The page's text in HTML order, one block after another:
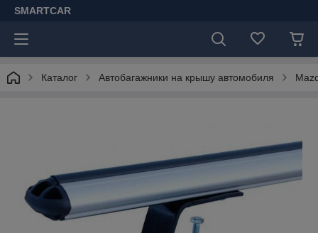
SMARTCAR
Каталог Автобагажники на крышу автомобиля